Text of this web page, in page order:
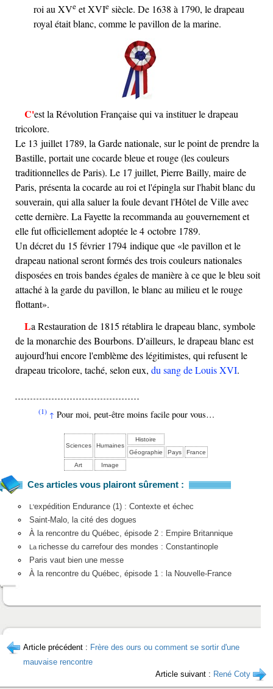
roi auXVe etXVIe siècle. De 1638 à 1790, le drapeau
royal était blanc, comme le pavillon de la marine.
C'est la Révolution Française qui va instituer le drapeau
tricolore.
Le 13 juillet 1789, la Garde nationale, sur le point de prendre la
Bastille, portait une cocarde bleue et rouge (les couleurs
traditionnelles de Paris). Le 17 juillet, Pierre Bailly, maire de
Paris, présenta la cocarde au roi et l'épingla sur l'habit blanc du
souverain, qui alla saluer la foule devant l'Hôtel de Ville avec
cette dernière. La Fayette la recommanda au gouvernement et
elle fut officiellement adoptée le 4 octobre 1789.
Un décret du 15 février 1794 indique que le pavillon et le
drapeau national seront formés des trois couleurs nationales
disposées en trois bandes égales de manière à ce que le bleu soit
attaché à la garde du pavillon, le blanc au milieu et le rouge
flottant .
La Restauration de 1815 rétablira le drapeau blanc, symbole
de la monarchie des Bourbons. D'ailleurs, le drapeau blanc est
aujourd'hui encore l'emblème des légitimistes, qui refusent le
drapeau tricolore, taché, selon eux, du sang de Louis XVI.
(1) ↑ Pour moi, peut-être moins facile pour vous…
Sciences Humaines
Histoire
Géographie
Pays
France
Art
Image
Ces articles vous plairont sûrement :
L'expédition Endurance (1) : Contexte et échec
Saint-Malo, la cité des dogues
À la rencontre du Québec, épisode 2 : Empire Britannique
La richesse du carrefour des mondes : Constantinople
Paris vaut bien une messe
À la rencontre du Québec, épisode 1 : la Nouvelle-France
Article précédent : Frère des ours ou comment se sortir d'une
mauvaise rencontre
Article suivant : René Coty